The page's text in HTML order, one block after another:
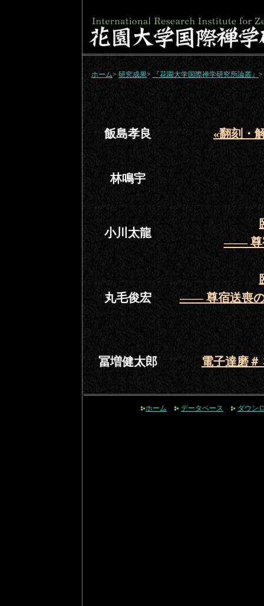
ホーム> 研究成果> 『花園大学国際禅学研究所論叢』 >
飯島孝良 «翻刻・
林鳴宇
小川太龍
―― 尊
丸毛俊宏
―― 尊宿送喪の
冨増健太郎 電子達磨
ホーム データベース ダウン